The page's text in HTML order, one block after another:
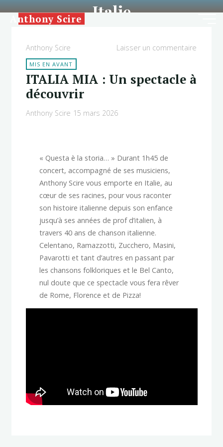
Aller
Anthony Scire Italie
Anthony Scire Laisser un commentaire
MIS EN AVANT
ITALIA MIA : Un spectacle à
découvrir
Anthony Scire 15 mars 2026
« Questa è la storia… » Durant 1h45 de
concert, accompagné de ses musiciens,
Anthony Scire vous emporte en Italie, au
cœur de ses racines, pour vous raconter
son histoire italienne depuis son enfance
jusqu’à ses années de prof d’italien, à
travers 40 ans de chanson italienne.
Celentano, Ramazzotti, Zucchero, Masini,
Pavarotti et tant d’autres en passant par
les chansons folkloriques et le Bel Canto,
nul doute que ce spectacle vous fera rêver
de Rome, Florence et de Pizza!